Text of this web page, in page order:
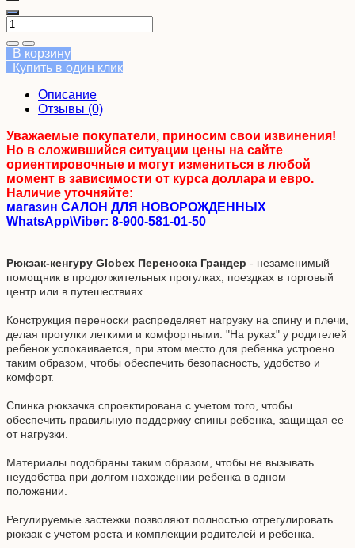
В корзину
Купить в один клик
Описание
Отзывы (0)
Уважаемые покупатели, приносим свои извинения!
Но в сложившийся ситуации цены на сайте
ориентировочные и могут измениться в любой
момент в зависимости от курса доллара и евро.
Наличие уточняйте:
магазин САЛОН ДЛЯ НОВОРОЖДЕННЫХ
WhatsApp\Viber: 8-900-581-01-50
Рюкзак-кенгуру Globex Переноска Грандер - незаменимый
помощник в продолжительных прогулках, поездках в торговый
центр или в путешествиях.
Конструкция переноски распределяет нагрузку на спину и плечи,
делая прогулки легкими и комфортными. "На руках" у родителей
ребенок успокаивается, при этом место для ребенка устроено
таким образом, чтобы обеспечить безопасность, удобство и
комфорт.
Спинка рюкзачка спроектирована с учетом того, чтобы
обеспечить правильную поддержку спины ребенка, защищая ее
от нагрузки.
Материалы подобраны таким образом, чтобы не вызывать
неудобства при долгом нахождении ребенка в одном
положении.
Регулируемые застежки позволяют полностью отрегулировать
рюкзак с учетом роста и комплекции родителей и ребенка.